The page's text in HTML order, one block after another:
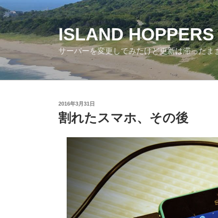
コ
ン
テ
ン
ツ
ISLAND HOPPERS
サーバーを変更してみたけど更新は滞ったま
投
稿
日:
2016年3月31日
割れたスマホ、その後